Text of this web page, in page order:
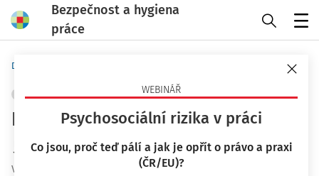
Bezpečnost a hygiena
práce
WEBINÁŘ
Psychosociální rizika v práci
Co jsou, proč teď pálí a jak je opřít o právo a praxi
(ČR/EU)?
Domů
ŘÍZENÍ RIZIK + PŘIDAT VLASTNÍ
Kolaborativní roboti
Ing. Bc. Michal Zelenák MBA
Vydáno